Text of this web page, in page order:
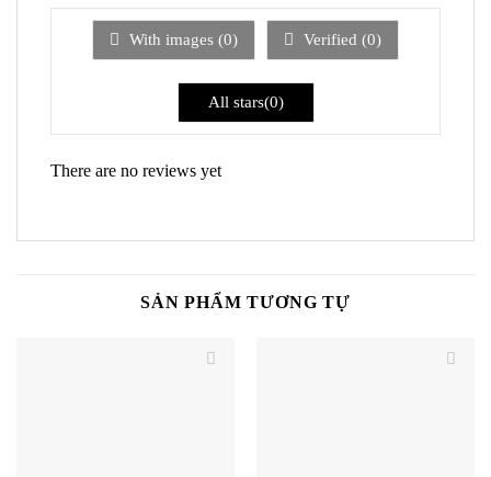
1
With images (0) Verified (0)
All stars(0)
There are no reviews yet
SẢN PHẨM TƯƠNG TỰ